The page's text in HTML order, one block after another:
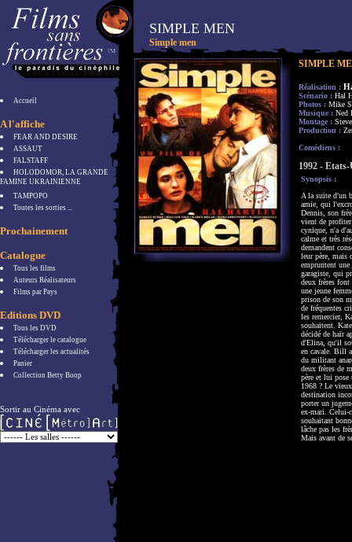
Accueil
A l'affiche
FEAR AND DESIRE
ASSAUT
FALSTAFF
HOLODOMOR, LA GRANDE
FAMINE UKRAINIENNE
TAMPOPO
Toutes les sorties ...
Prochainement
Catalogue
Tous les films
Auteurs Réalisateurs
Films par Pays
Editions DVD
Tous les DVD
Télécharger le catalogue
Télécharger les actualités
Panier
Collection Betty Boop
Sortir au Cinéma avec
SIMPLE MEN
Simple men
SIMPLE
Réalisation :
Scénario : Hal
Photos : Mike
Musique : Ned
Montage :
Production :
Comédiens :
1992 -
Synopsis :
A la suite d'un
amie, qui
Dennis, son
vient de
cynique, n'a
calme et très
demandent
leur père, mais
empruntent
garagiste, qui
deux frères
une jeune
prison de son
de fréquentes
les remercier,
souhaitent.
décidé de haïr
d'Elina, qu'il
en cavale. Bill
du militant
deux frères de
père et lui pose
1968 ? Le
destination
porter un
ex-mari. Celui-
souhaitant
lâche pas les
Mais avant de